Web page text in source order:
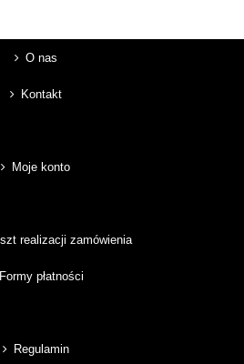
O nas
Kontakt
Moje konto
realizacji zamówienia
Formy płatności
Regulamin